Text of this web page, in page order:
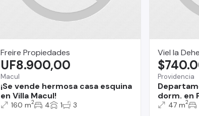
Freire Propiedades
Macul
¡Se vende hermosa casa esquina
en Villa Macul!
UF8.900,00
160 m2 4 1 3
Viel la
Providencia
dorm. en
47 m2